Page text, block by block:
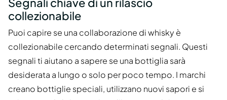
collezionabile
Puoi capire se una collaborazione di whisky è
collezionabile cercando determinati segnali. Questi
segnali ti aiutano a sapere se una bottiglia sarà
desiderata a lungo o solo per poco tempo. I marchi
creano bottiglie speciali, utilizzano nuovi sapori e si